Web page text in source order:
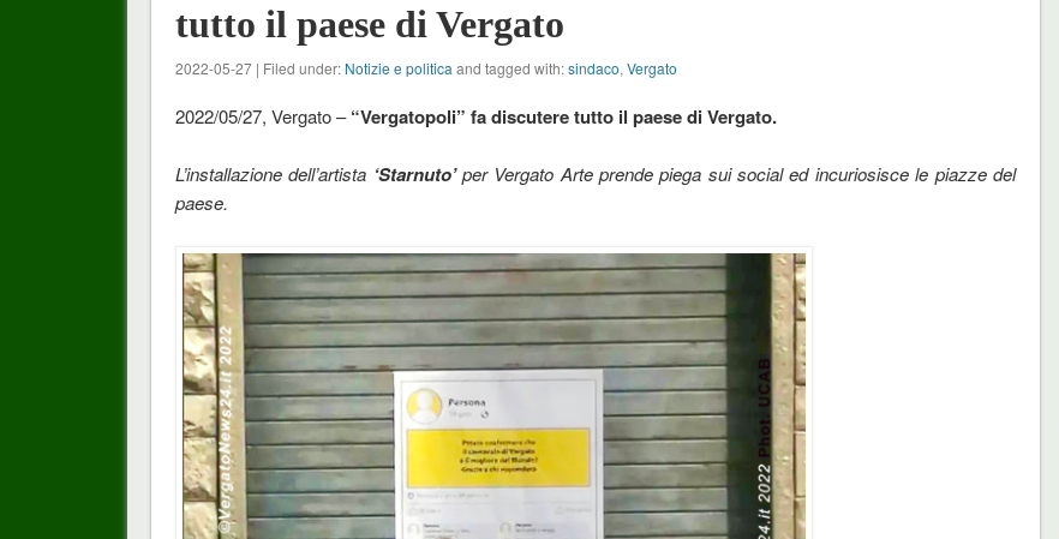
tutto il paese di Vergato
2022-05-27 | Filed under: Notizie e politica and tagged with:sindaco, Vergato
2022/05/27, Vergato –“Vergatopoli” fa discutere tutto il paese di Vergato.
L’installazione dell’artista ‘Starnuto’per Vergato Arte prende piega sui social ed incuriosisce le piazze del
paese.